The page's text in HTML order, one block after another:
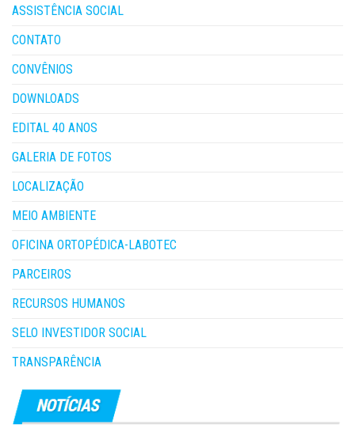
ASSISTÊNCIA SOCIAL
CONTATO
CONVÊNIOS
DOWNLOADS
EDITAL 40 ANOS
GALERIA DE FOTOS
LOCALIZAÇÃO
MEIO AMBIENTE
OFICINA ORTOPÉDICA-LABOTEC
PARCEIROS
RECURSOS HUMANOS
SELO INVESTIDOR SOCIAL
TRANSPARÊNCIA